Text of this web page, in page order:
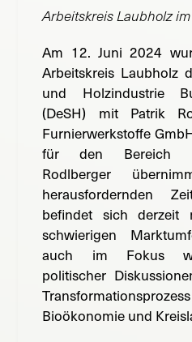
Arbeitskreis Laubholz
Am 12. Juni 2024
Arbeitskreis Laubholz
und Holzindustrie
(DeSH) mit Patrik
Furnierwerkstoffe
für den Bereich
Rodlberger
herausfordernden
befindet sich
schwierigen
auch im Fokus
politischer
Bioökonomie und